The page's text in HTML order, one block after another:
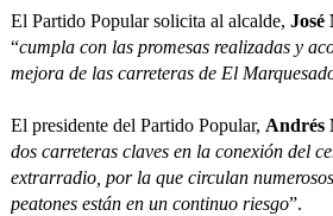
El Partido Popular solicita al alcalde, José
“cumpla con las promesas realizadas y
mejora de las carreteras de El
El presidente del Partido Popular, Andrés
dos carreteras claves en la conexión del
extrarradio, por la que circulan
peatones están en un continuo riesgo”.